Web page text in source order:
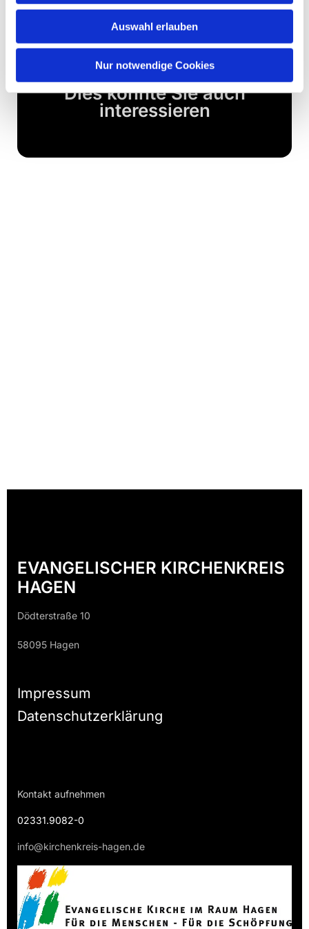
Auswahl erlauben
Nur notwendige Cookies
Dies könnte Sie auch
interessieren
EVANGELISCHER KIRCHENKREIS
HAGEN
Dödterstraße 10
58095 Hagen
Impressum
Datenschutzerklärung
Kontakt aufnehmen
02331.9082-0
info@kirchenkreis-hagen.de